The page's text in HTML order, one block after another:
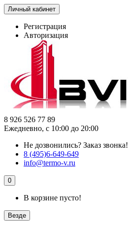
Личный кабинет
Регистрация
Авторизация
8 926 526 77 89
Ежедневно, с 10:00 до 20:00
Не дозвонились? Заказ звонка!
8 (495)6-649-649
info@termo-v.ru
0
В корзине пусто!
Везде